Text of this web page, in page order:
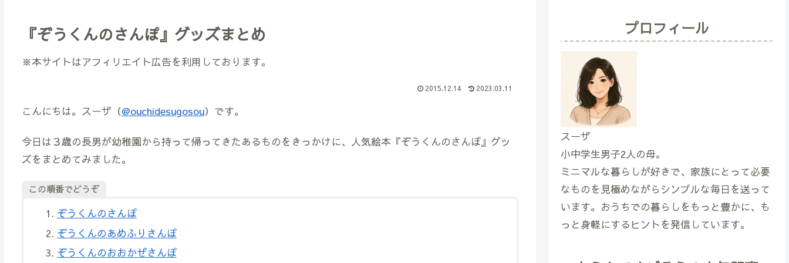
『ぞうくんのさんぽ』グッズまとめ
※本サイトはアフィリエイト広告を利用しております。
2015.12.14 2023.03.11
こんにちは。スーザ（@ouchidesugosou）です。
今日は３歳の長男が幼稚園から持って帰ってきたあるものをきっかけに、人気絵本『ぞうくんのさんぽ』グッ
ズをまとめてみました。
この順番でどうぞ
ぞうくんのさんぽ
ぞうくんのあめふりさんぽ
ぞうくんのおおかぜさんぽ
プロフィール
スーザ
小中学生男子2人の母。
ミニマルな暮らしが好きで、家族にとって必要
なものを見極めながらシンプルな毎日を送って
います。おうちでの暮らしをもっと豊かに、も
っと身軽にするヒントを発信しています。